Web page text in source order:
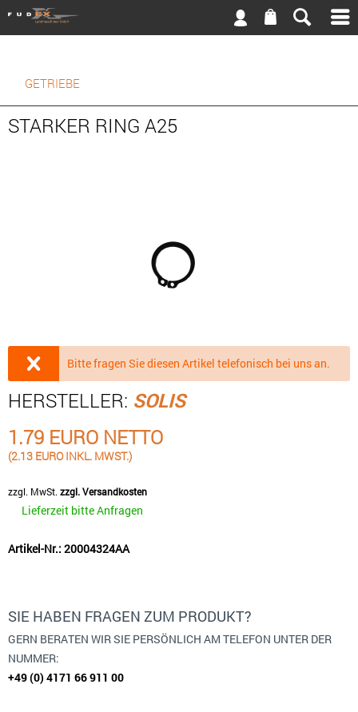
GETRIEBE
STARKER RING A25
Bitte fragen Sie diesen Artikel telefonisch bei uns an.
HERSTELLER: SOLIS
1.79 EURO NETTO
(2.13 EURO INKL. MWST.)
zzgl. MwSt. zzgl. Versandkosten
Lieferzeit bitte Anfragen
Artikel-Nr.: 20004324AA
SIE HABEN FRAGEN ZUM PRODUKT?
GERN BERATEN WIR SIE PERSÖNLICH AM TELEFON UNTER DER
NUMMER:
+49 (0) 4171 66 911 00